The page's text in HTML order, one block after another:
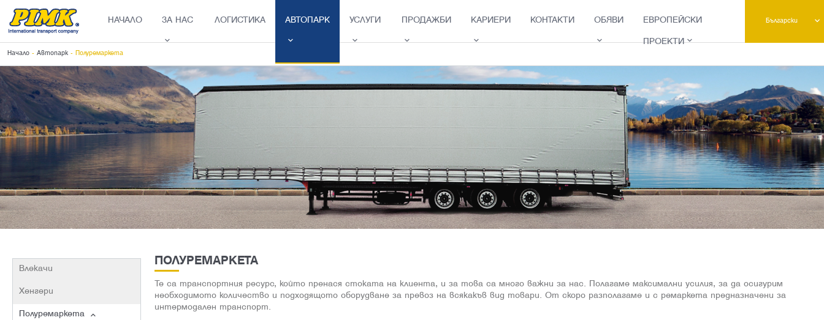
НАЧАЛО ЗА НАС ЛОГИСТИКА АВТОПАРК УСЛУГИ ПРОДАЖБИ КАРИЕРИ КОНТАКТИ ОБЯВИ ЕВРОПЕЙСКИ
ПРОЕКТИ
Български
Начало- Автопарк- Полуремаркета
Влекачи
Хенгери
Полуремаркета
ПОЛУРЕМАРКЕТА
Те са транспортния ресурс, който пренася стоката на клиента, и за това са много важни за нас. Полагаме максимални усилия, за да осигурим
необходимото количество и подходящото оборудване за превоз на всякакъв вид товари. От скоро разполагаме и с ремаркета предназначени за
интермодален транспорт.